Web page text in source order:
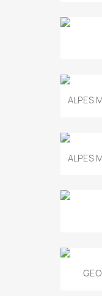
ALPES
ALPES